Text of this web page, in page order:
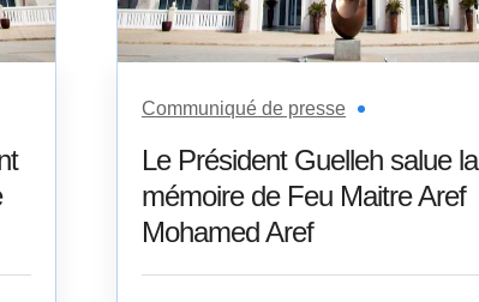
Communiqué de presse
Le Président Guelleh salue la
mémoire de Feu Maitre Aref
Mohamed Aref